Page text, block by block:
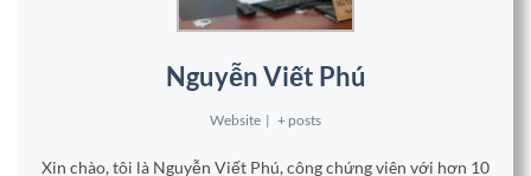
Nguyễn Viết Phú
Website | + posts
Xin chào, tôi là Nguyễn Viết Phú, công chứng viên với hơn 10